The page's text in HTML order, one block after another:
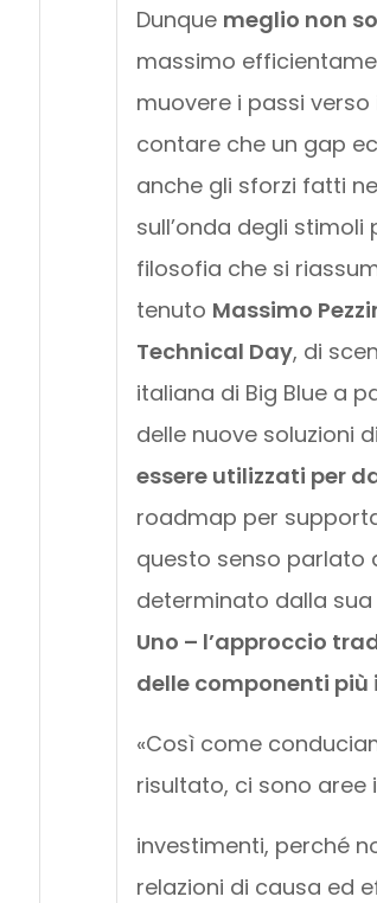
Dunque meglio non
massimo
muovere i passi
contare che un gap
anche gli sforzi fatti
sull’onda degli
filosofia che si
tenuto Massimo
Technical Day, di
italiana di Big Blue a
delle nuove soluzioni
essere utilizzati per
roadmap per
questo senso parlato
determinato dalla
Uno – l’approccio
delle componenti
«Così come
risultato, ci sono aree
investimenti, perché
relazioni di causa ed